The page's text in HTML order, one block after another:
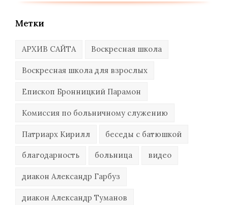
Метки
АРХИВ САЙТА Воскресная школа
Воскресная школа для взрослых
Епископ Бронницкий Парамон
Комиссия по больничному служению
Патриарх Кирилл беседы с батюшкой
благодарность больница видео
диакон Александр Гарбуз
диакон Александр Туманов